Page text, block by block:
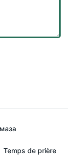
Temps de prière